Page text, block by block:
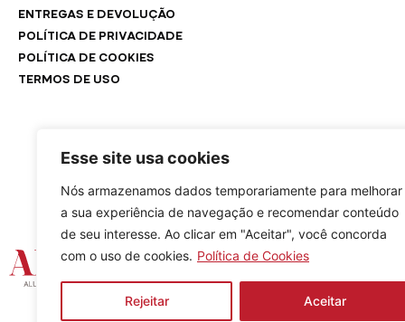
Esse site usa cookies
Nós armazenamos dados temporariamente para melhorar
a sua experiência de navegação e recomendar conteúdo
de seu interesse. Ao clicar em "Aceitar", você concorda
com o uso de cookies. Política de Cookies
Rejeitar Aceitar
ENTREGAS E DEVOLUÇÃO
POLÍTICA DE PRIVACIDADE
POLÍTICA DE COOKIES
TERMOS DE USO